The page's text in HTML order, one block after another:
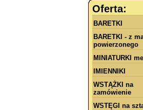
Oferta:
BARETKI
BARETKI - z
powierzonego
MINIATURKI
IMIENNIKI
WSTĄŻKI na
zamówienie
WSTĘGI na